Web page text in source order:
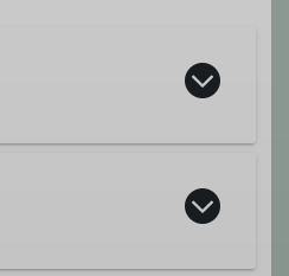
Hechingen
nach wie vor eine der
des Vereins.